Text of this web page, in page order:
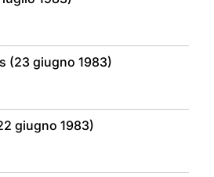
(23 giugno 1983)
giugno 1983)